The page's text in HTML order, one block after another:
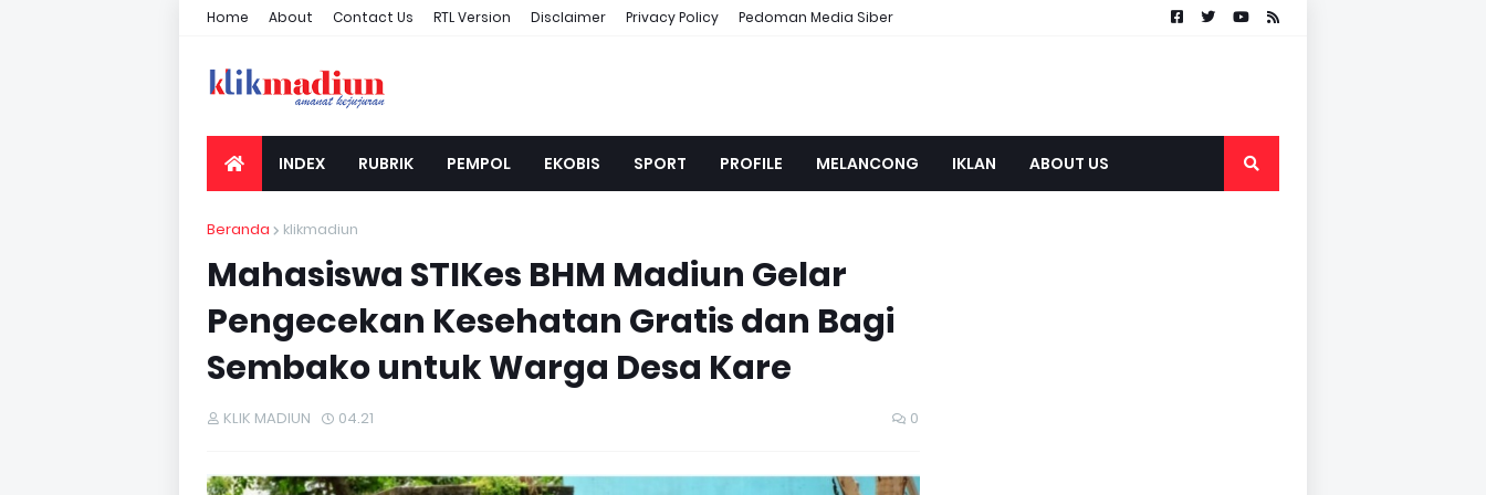
Home About Contact Us RTL Version Disclaimer Privacy Policy Pedoman Media Siber
INDEX RUBRIK PEMPOL EKOBIS SPORT PROFILE MELANCONG IKLAN ABOUT US
Beranda klikmadiun
Mahasiswa STIKes BHM Madiun Gelar
Pengecekan Kesehatan Gratis dan Bagi
Sembako untuk Warga Desa Kare
KLIK MADIUN 04.21 0